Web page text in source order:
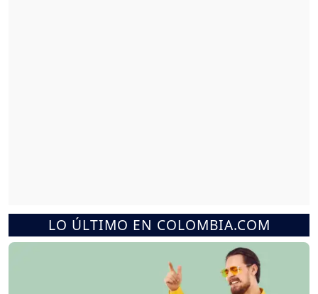
LO ÚLTIMO EN COLOMBIA.COM